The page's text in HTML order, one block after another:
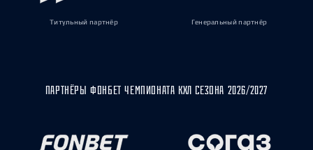
Титульный партнёр Генеральный партнёр
ПАРТНЁРЫ ФОНБЕТ ЧЕМПИОНАТА КХЛ СЕЗОНА 2026/2027